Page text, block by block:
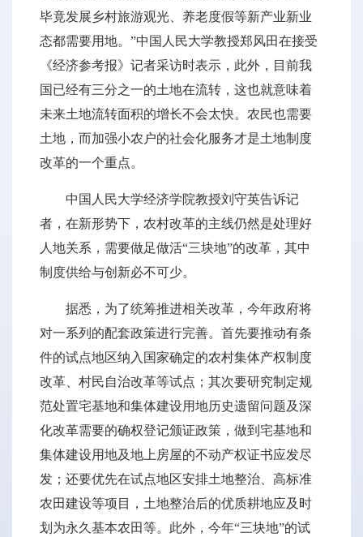
毕竟发展乡村旅游观光、养老度假等新产业新业
态都需要用地。”中国人民大学教授郑风田在接受
《经济参考报》记者采访时表示，此外，目前我
国已经有三分之一的土地在流转，这也就意味着
未来土地流转面积的增长不会太快。农民也需要
土地，而加强小农户的社会化服务才是土地制度
改革的一个重点。
中国人民大学经济学院教授刘守英告诉记
者，在新形势下，农村改革的主线仍然是处理好
人地关系，需要做足做活“三块地”的改革，其中
制度供给与创新必不可少。
据悉，为了统筹推进相关改革，今年政府将
对一系列的配套政策进行完善。首先要推动有条
件的试点地区纳入国家确定的农村集体产权制度
改革、村民自治改革等试点；其次要研究制定规
范处置宅基地和集体建设用地历史遗留问题及深
化改革需要的确权登记颁证政策，做到宅基地和
集体建设用地及地上房屋的不动产权证书应发尽
发；还要优先在试点地区安排土地整治、高标准
农田建设等项目，土地整治后的优质耕地应及时
划为永久基本农田等。此外，今年“三块地”的试